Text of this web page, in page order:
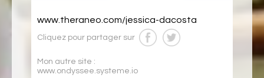
www.theraneo.com/jessica-dacosta
Cliquez pour partager sur
Mon autre site :
www.ondyssee.systeme.io